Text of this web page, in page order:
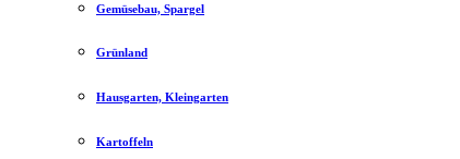
Gemüsebau, Spargel
Grünland
Hausgarten, Kleingarten
Kartoffeln